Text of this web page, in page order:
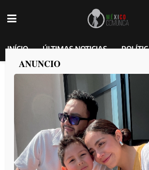
INÍCIO ÚLTIMAS NOTICIAS
“México fue tratado con
y llegamos a este acuerdo”:
Claudia Sheinbaum anuncia
no pagará aranceles en
dentro del T-MEC
ANUNCIO